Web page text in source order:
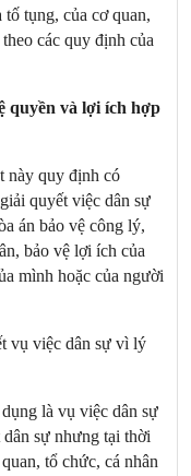
tụng, của cơ quan,
các quy định của
quyền và lợi ích hợp
này quy định có
quyết việc dân sự
án bảo vệ công lý,
bảo vệ lợi ích của
mình hoặc của người
vụ việc dân sự vì lý
là vụ việc dân sự
sự nhưng tại thời
tổ chức, cá nhân